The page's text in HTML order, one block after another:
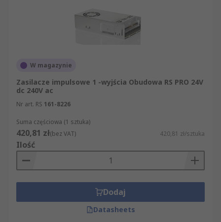
W magazynie
Zasilacze impulsowe 1 -wyjścia Obudowa RS PRO 24V
dc 240V ac
Nr art. RS 161-8226
Suma częściowa (1 sztuka)
420,81 zł(bez VAT) 420,81 zł/sztuka
Ilość
Dodaj
Datasheets